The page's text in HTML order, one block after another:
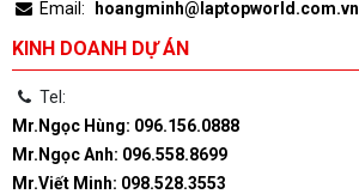
Email: hoangminh@laptopworld.com.vn
KINH DOANH DỰ ÁN
Tel:
Mr.Ngọc Hùng: 096.156.0888
Mr.Ngọc Anh: 096.558.8699
Mr.Viết Minh: 098.528.3553